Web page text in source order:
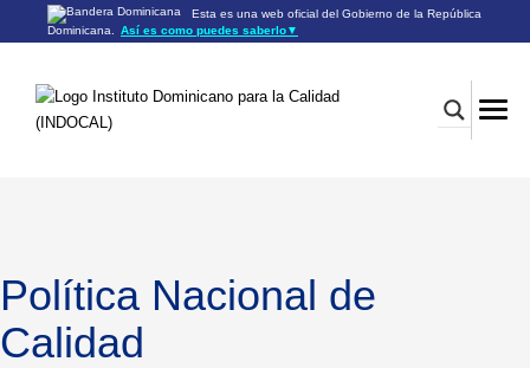
Esta es una web oficial del Gobierno de la República
Dominicana.
Así es como puedes saberlo▼
Los sitios web oficiales utilizan .gob.do o .gov.do
Los sitios web oficiales .gob.do o .gov.do seguros utilizan
HTTPS
Política Nacional de
Calidad